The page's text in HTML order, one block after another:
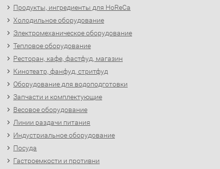
Продукты, ингредиенты для HoReCa
Холодильное оборудование
Электромеханическое оборудование
Тепловое оборудование
Ресторан, кафе, фастфуд, магазин
Кинотеатр, фанфуд, стритфуд
Оборудование для водоподготовки
Запчасти и комплектующие
Весовое оборудование
Линии раздачи питания
Индустриальное оборудование
Посуда
Гастроемкости и противни